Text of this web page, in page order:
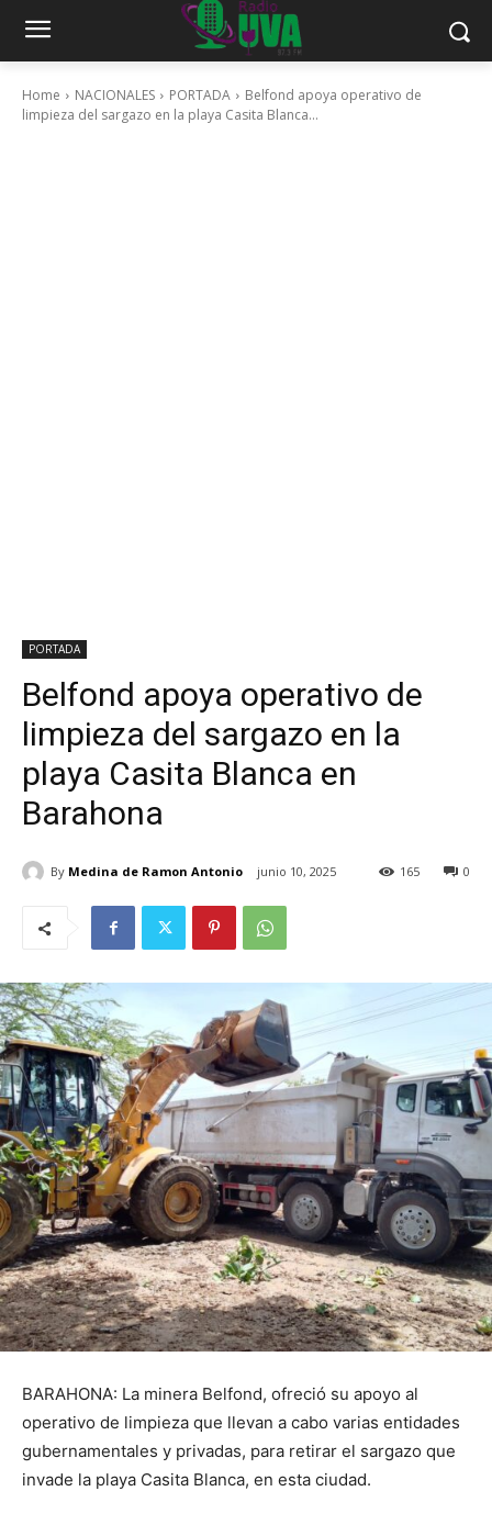
Home NACIONALES PORTADA
Belfond apoya operativo de
limpieza del sargazo en la playa Casita Blanca...
PORTADA
Belfond apoya operativo de
limpieza del sargazo en la
playa Casita Blanca en
Barahona
By Medina de Ramon Antonio junio 10, 2025 0
165
BARAHONA: La minera Belfond, ofreció su apoyo al
operativo de limpieza que llevan a cabo varias entidades
gubernamentales y privadas, para retirar el sargazo que
invade la playa Casita Blanca, en esta ciudad.